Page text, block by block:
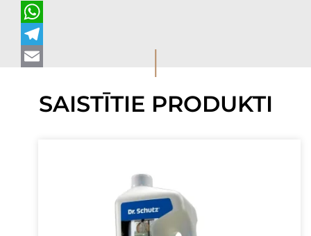
WhatsApp
Telegram
I
SAISTĪTIE PRODUKTI